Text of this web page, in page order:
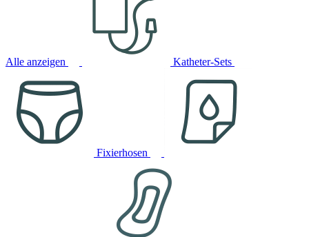
Alle anzeigen Katheter-Sets
Fixierhosen